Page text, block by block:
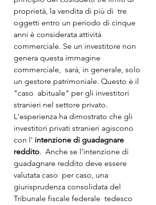
proprietà, la vendita di più di  tre
oggetti entro un periodo di cinque
anni è considerata attività
commerciale. Se un investitore non
genera questa immagine
commerciale,  sarà, in generale, solo
un gestore patrimoniale. Questo è il
"caso  abituale" per gli investitori
stranieri nel settore privato.
L'esperienza ha dimostrato che gli
investitori privati stranieri agiscono
con l' intenzione di guadagnare
reddito.  Anche se l'intenzione di
guadagnare reddito deve essere
valutata caso  per caso, una
giurisprudenza consolidata del
Tribunale fiscale federale  tedesco